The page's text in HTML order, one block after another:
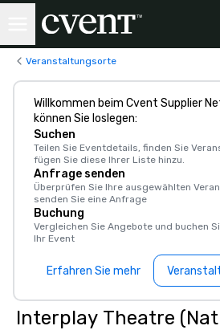
Veranstaltungsorte
Willkommen beim Cvent Supplier
können Sie loslegen:
Suchen
Teilen Sie Eventdetails, finden Sie
fügen Sie diese Ihrer Liste hinzu.
Anfrage senden
Überprüfen Sie Ihre ausgewählten
senden Sie eine Anfrage
Buchung
Vergleichen Sie Angebote und buchen
Ihr Event
Erfahren Sie mehr
Interplay Theatre